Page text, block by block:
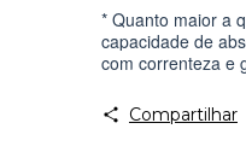
* Quanto maior a
capacidade de
com correnteza e
Compartilhar